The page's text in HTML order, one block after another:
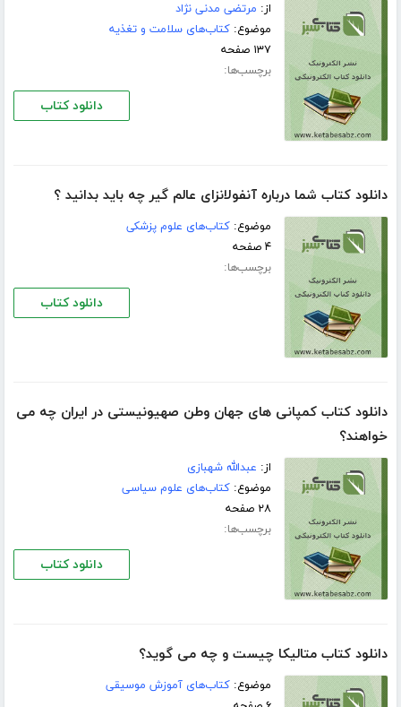
از: مرتضی مدنی نژاد
موضوع:کتاب‌های سلامت و تغذیه
۱۳۷ صفحه
برچسب‌ها:
دانلود کتاب
دانلود کتاب شما درباره آنفولانزای عالم گیر چه باید بدانید ؟
موضوع:کتاب‌های علوم پزشکی
۴ صفحه
برچسب‌ها:
دانلود کتاب
دانلود کتاب کمپانی های جهان وطن صهیونیستی در ایران چه می
خواهند؟
از: عبدالله شهبازی
موضوع:کتاب‌های علوم سیاسی
۲۸ صفحه
برچسب‌ها:
دانلود کتاب
دانلود کتاب متالیکا چیست و چه می گوید؟
موضوع:کتاب‌های آموزش موسیقی